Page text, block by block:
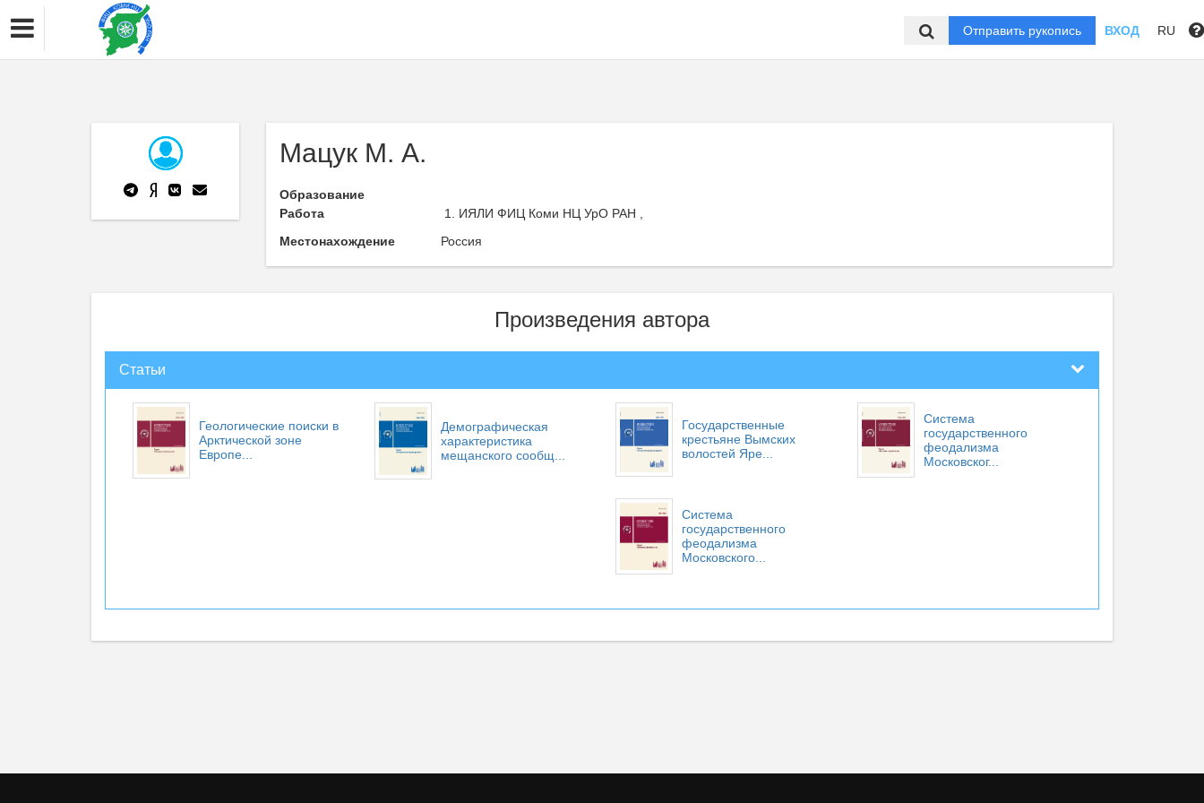
Отправить рукопись ВХОД RU
Мацук М. А.
Образование
Работа
ИЯЛИ ФИЦ Коми НЦ УрО РАН ,
Местонахождение
Россия
Произведения автора
Статьи
Геологические поиски в
Арктической зоне
Европе...
Демографическая
характеристика
мещанского сообщ...
Государственные
крестьяне Вымских
волостей Яре...
Система
государственного
феодализма
Московског...
Система
государственного
феодализма
Московского...